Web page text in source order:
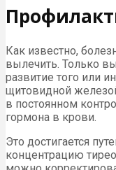
Как известно,
вылечить. Только
развитие того или
щитовидной
в постоянном
гормона в крови.
Это достигается
концентрацию